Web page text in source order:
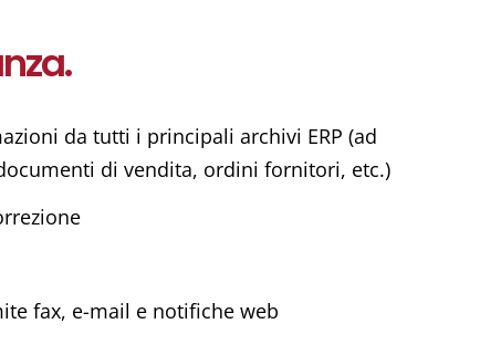
da tutti i principali archivi ERP (ad
di vendita, ordini fornitori, etc.)
fax, e-mail e notifiche web